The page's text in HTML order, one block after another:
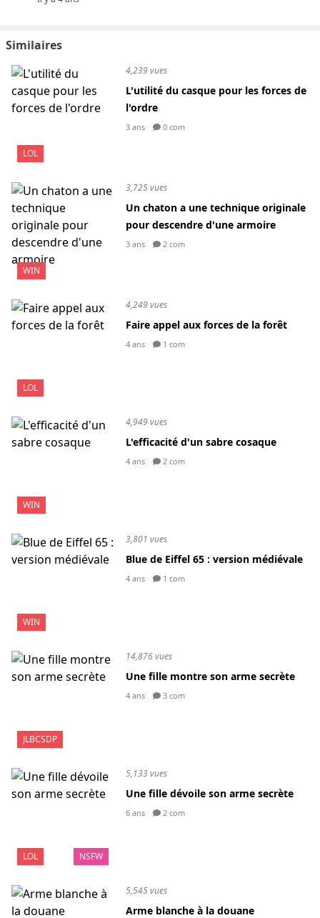
Similaires
LOL
4,239 vues
L'utilité du casque pour les forces de
l'ordre
3 ans 0 com
WIN
3,725 vues
Un chaton a une technique originale
pour descendre d'une armoire
3 ans 2 com
LOL
4,249 vues
Faire appel aux forces de la forêt
4 ans 1 com
WIN
4,949 vues
L'efficacité d'un sabre cosaque
4 ans 2 com
WIN
3,801 vues
Blue de Eiffel 65 : version médiévale
4 ans 1 com
JLBCSDP
14,876 vues
Une fille montre son arme secrète
4 ans 3 com
LOL NSFW
5,133 vues
Une fille dévoile son arme secrète
6 ans 2 com
5,545 vues
Arme blanche à la douane